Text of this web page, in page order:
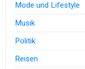
Mode und Lifestyle
Musik
Politik
Reisen